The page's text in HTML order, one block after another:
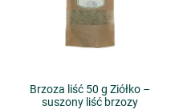
Brzoza liść 50 g Ziółko –
suszony liść brzozy